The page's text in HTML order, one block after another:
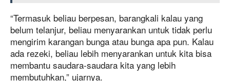
“Termasuk beliau berpesan, barangkali kalau yang
belum telanjur, beliau menyarankan untuk tidak perlu
mengirim karangan bunga atau bunga apa pun. Kalau
ada rezeki, beliau lebih menyarankan untuk kita bisa
membantu saudara-saudara kita yang lebih
membutuhkan,” ujarnya.